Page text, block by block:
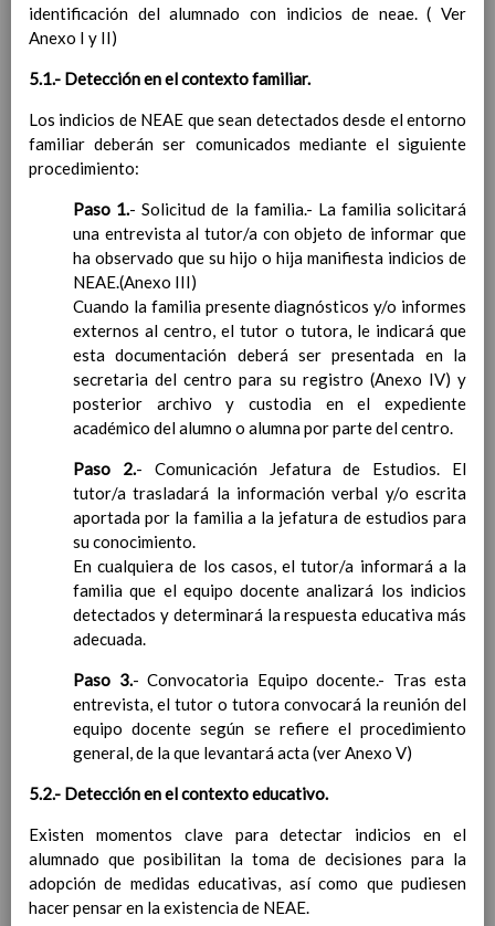
Objetivos del Ã¡rea
ConcreciÃ³n curricular
para la etapa. Perfiles de
Ã¡rea y de
Objetivos del Ã¡rea
ContribuciÃ³n del Ã¡rea a
las competencias clave
para la etapa. Perfiles de
Ã¡rea y de
competencias
En revisiÃ³n
Ãrea de EducaciÃ³n FÃ­sica
Objetivos del Ã¡rea
ContribuciÃ³n del Ã¡rea a
ConcreciÃ³n curricular
para la etapa. Perfiles de
Ã¡rea y de competencias
Objetivos del Ã¡rea
ContribuciÃ³n del Ã¡rea a
las competencias clave
para la etapa. Perfiles de
Ã¡rea y de
competencias
En revisiÃ³n
Ãrea de EducaciÃ³n para la
CiudadanÃ­a y los Derechos
Humanos
ContribuciÃ³n del Ã¡rea a
las competencias clave
ConcreciÃ³n curricular
para la etapa. Perfiles de
identificación del alumnado con indicios de neae. ( Ver
Anexo I y II)
5.1.- Detección en el contexto familiar.
Los indicios de NEAE que sean detectados desde el entorno
familiar deberán ser comunicados mediante el siguiente
procedimiento:
Paso 1.- Solicitud de la familia.- La familia solicitará
una entrevista al tutor/a con objeto de informar que
ha observado que su hijo o hija manifiesta indicios de
NEAE.(Anexo III)
Cuando la familia presente diagnósticos y/o informes
externos al centro, el tutor o tutora, le indicará que
esta documentación deberá ser presentada en la
secretaria del centro para su registro (Anexo IV) y
posterior archivo y custodia en el expediente
académico del alumno o alumna por parte del centro.
Paso 2.- Comunicación Jefatura de Estudios. El
tutor/a trasladará la información verbal y/o escrita
aportada por la familia a la jefatura de estudios para
su conocimiento.
En cualquiera de los casos, el tutor/a informará a la
familia que el equipo docente analizará los indicios
detectados y determinará la respuesta educativa más
adecuada.
Paso 3.- Convocatoria Equipo docente.- Tras esta
entrevista, el tutor o tutora convocará la reunión del
equipo docente según se refiere el procedimiento
general, de la que levantará acta (ver Anexo V)
5.2.- Detección en el contexto educativo.
Existen momentos clave para detectar indicios en el
alumnado que posibilitan la toma de decisiones para la
adopción de medidas educativas, así como que pudiesen
hacer pensar en la existencia de NEAE.